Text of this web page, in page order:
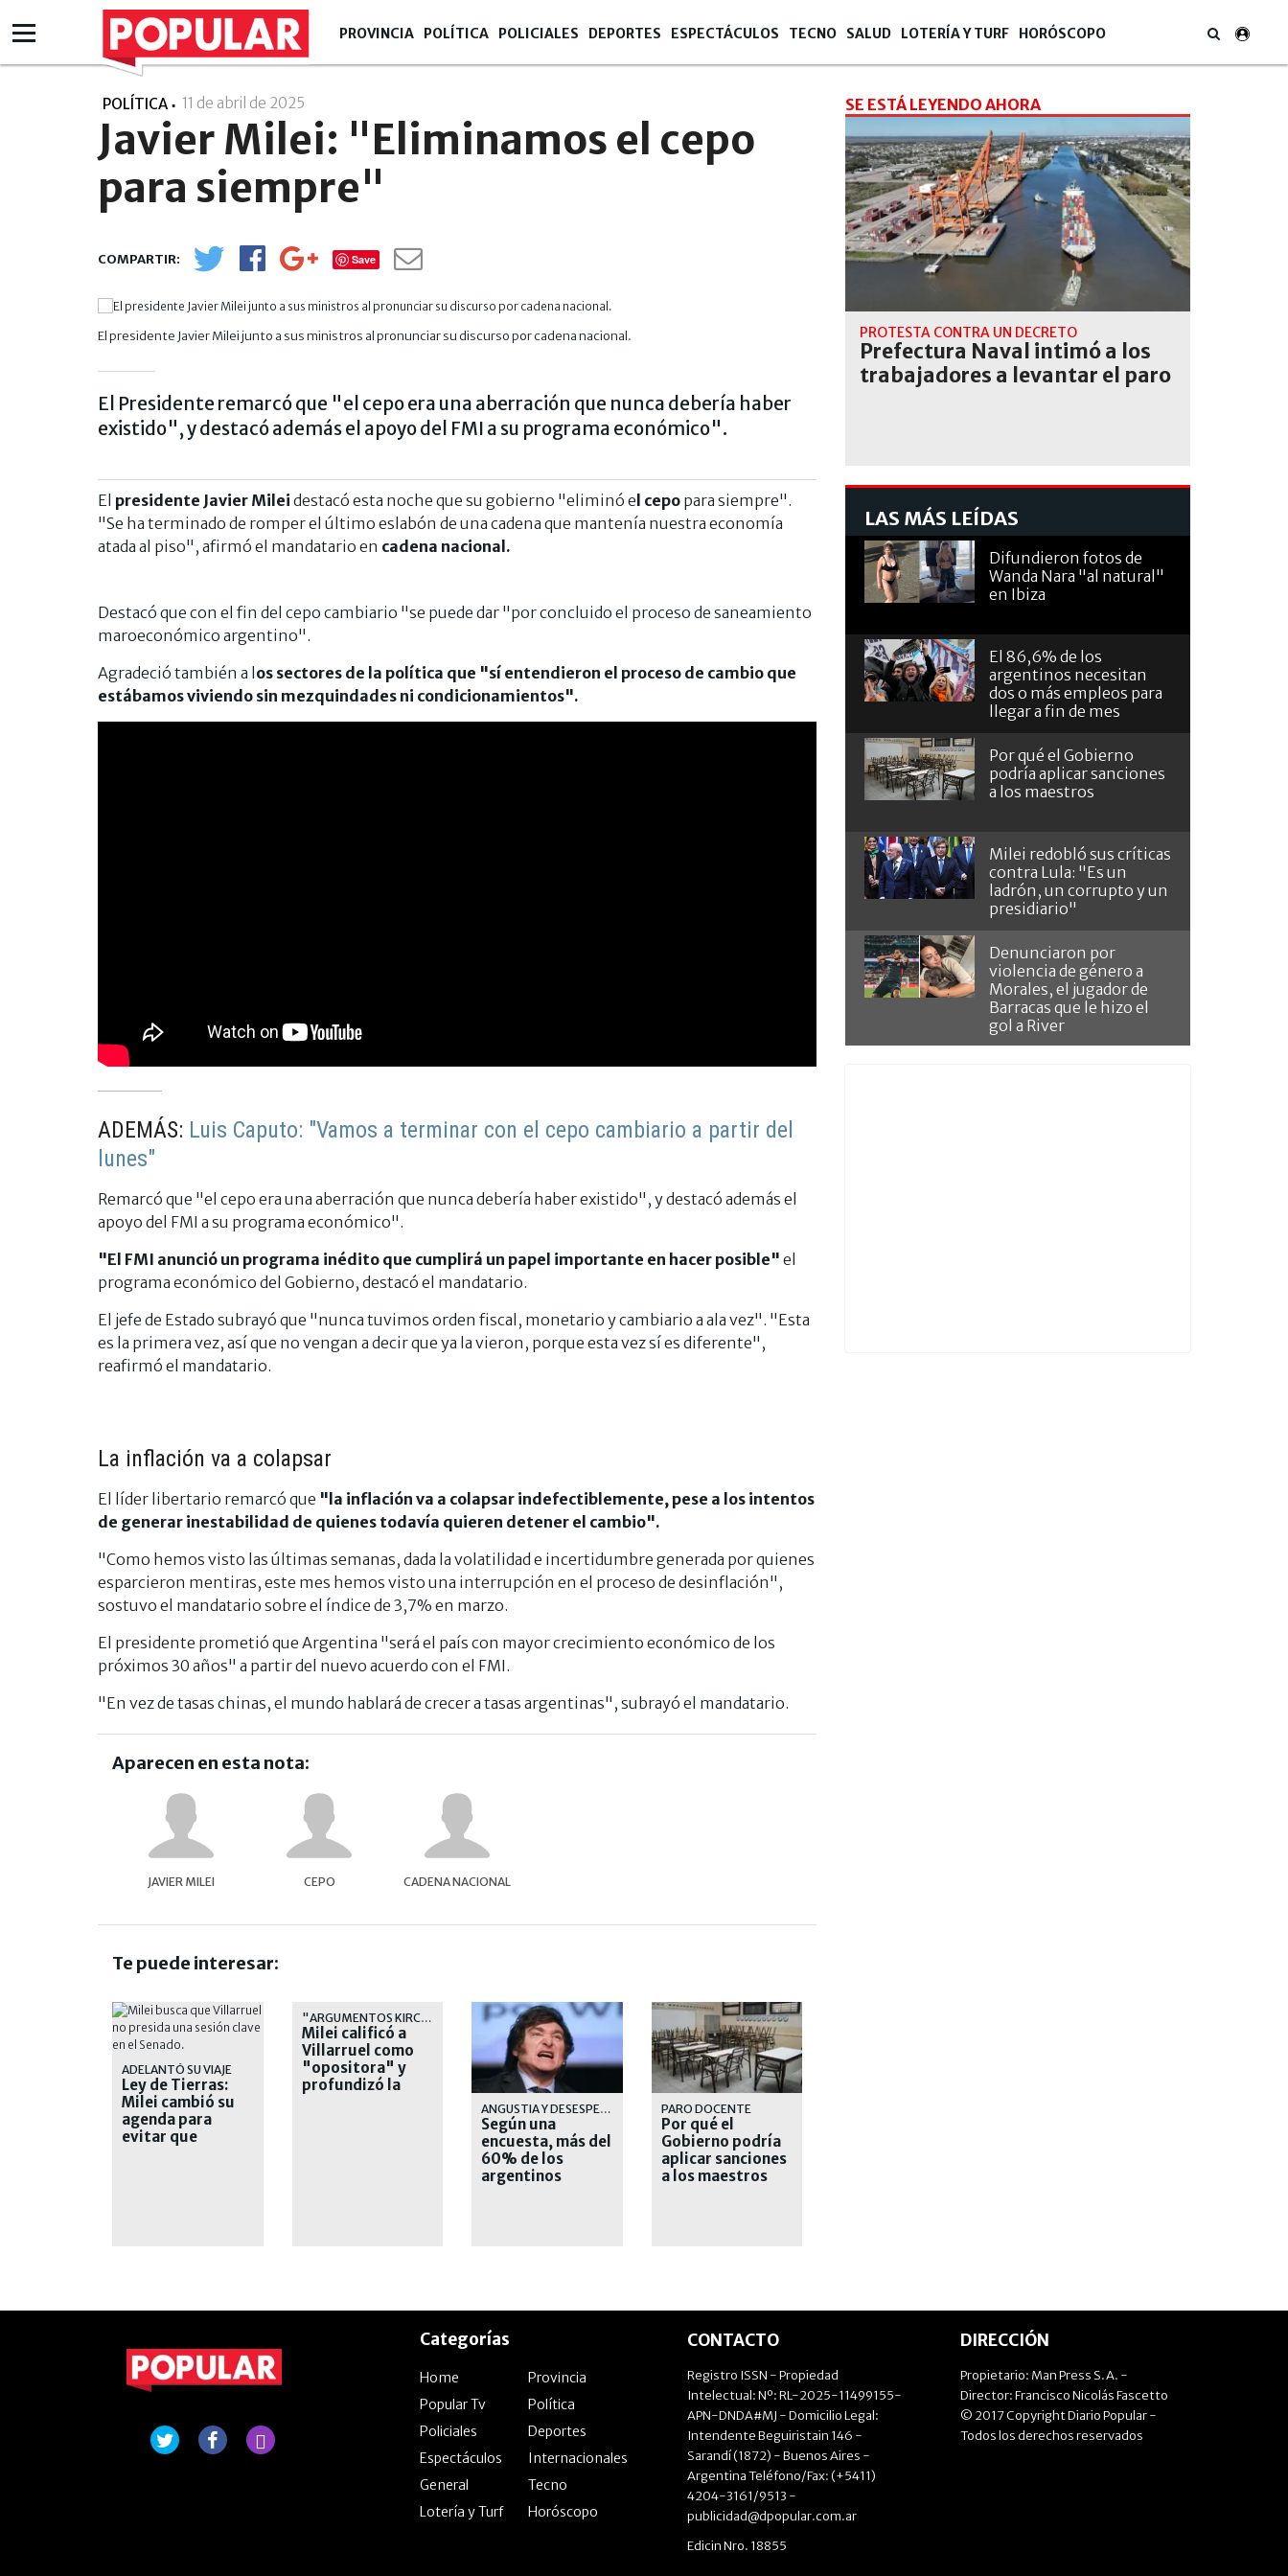
PROVINCIA POLÍTICA POLICIALES DEPORTES ESPECTÁCULOS TECNO SALUD LOTERÍA Y TURF HORÓSCOPO
POLÍTICA 11 de abril de 2025
Javier Milei: "Eliminamos el cepo
para siempre"
Save
El presidente Javier Milei junto a sus ministros al pronunciar su discurso por cadena nacional.
El Presidente remarcó que "el cepo era una aberración que nunca debería haber
existido", y destacó además el apoyo del FMI a su programa económico".
El presidente Javier Milei destacó esta noche que su gobierno "eliminó el cepo para siempre".
"Se ha terminado de romper el último eslabón de una cadena que mantenía nuestra economía
atada al piso", afirmó el mandatario en cadena nacional.
Destacó que con el fin del cepo cambiario "se puede dar "por concluido el proceso de saneamiento
maroeconómico argentino".
Agradeció también a los sectores de la política que "sí entendieron el proceso de cambio que
estábamos viviendo sin mezquindades ni condicionamientos".
ADEMÁS: Luis Caputo: "Vamos a terminar con el cepo cambiario a partir del
lunes"
Remarcó que "el cepo era una aberración que nunca debería haber existido", y destacó además el
apoyo del FMI a su programa económico".
"El FMI anunció un programa inédito que cumplirá un papel importante en hacer posible" el
programa económico del Gobierno, destacó el mandatario.
El jefe de Estado subrayó que "nunca tuvimos orden fiscal, monetario y cambiario a ala vez". "Esta
es la primera vez, así que no vengan a decir que ya la vieron, porque esta vez sí es diferente",
reafirmó el mandatario.
La inflación va a colapsar
El líder libertario remarcó que "la inflación va a colapsar indefectiblemente, pese a los intentos
de generar inestabilidad de quienes todavía quieren detener el cambio".
"Como hemos visto las últimas semanas, dada la volatilidad e incertidumbre generada por quienes
esparcieron mentiras, este mes hemos visto una interrupción en el proceso de desinflación",
sostuvo el mandatario sobre el índice de 3,7% en marzo.
El presidente prometió que Argentina "será el país con mayor crecimiento económico de los
próximos 30 años" a partir del nuevo acuerdo con el FMI.
"En vez de tasas chinas, el mundo hablará de crecer a tasas argentinas", subrayó el mandatario.
Aparecen en esta nota:
JAVIER MILEI CEPO CADENA NACIONAL
Te puede interesar:
ADELANTÓ SU VIAJE
Ley de Tierras:
Milei cambió su
agenda para
evitar que
"ARGUMENTOS KIRCHNERISTAS"
Milei calificó a
Villarruel como
"opositora" y
profundizó la
ANGUSTIA Y DESESPERANZA
Según una
encuesta, más del
60% de los
argentinos
PARO DOCENTE
Por qué el
Gobierno podría
aplicar sanciones
a los maestros
SE ESTÁ LEYENDO AHORA
PROTESTA CONTRA UN DECRETO
Prefectura Naval intimó a los
trabajadores a levantar el paro
LAS MÁS LEÍDAS
Difundieron fotos de
Wanda Nara "al natural"
en Ibiza
El 86,6% de los
argentinos necesitan
dos o más empleos para
llegar a fin de mes
Por qué el Gobierno
podría aplicar sanciones
a los maestros
Milei redobló sus críticas
contra Lula: "Es un
ladrón, un corrupto y un
presidiario"
Denunciaron por
violencia de género a
Morales, el jugador de
Barracas que le hizo el
gol a River
Categorías
Home
Provincia
Popular Tv
Política
Policiales
Deportes
Espectáculos
Internacionales
General
Tecno
Lotería y Turf
Horóscopo
CONTACTO
Registro ISSN - Propiedad
Intelectual: Nº: RL-2025-11499155-
APN-DNDA#MJ - Domicilio Legal:
Intendente Beguiristain 146 -
Sarandí (1872) - Buenos Aires -
Argentina Teléfono/Fax: (+5411)
4204-3161/9513 -
publicidad@dpopular.com.ar
Edicin Nro. 18855
DIRECCIÓN
Propietario: Man Press S.A. -
Director: Francisco Nicolás Fascetto
© 2017 Copyright Diario Popular -
Todos los derechos reservados